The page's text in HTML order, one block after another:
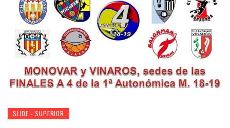
SLIDE - SUPERIOR